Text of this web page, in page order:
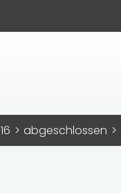
abgeschlossen